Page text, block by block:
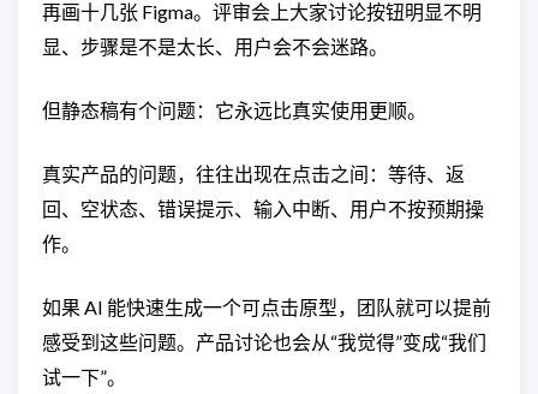
再画十几张 Figma。评审会上大家讨论按钮明显不明
显、步骤是不是太长、用户会不会迷路。
但静态稿有个问题：它永远比真实使用更顺。
真实产品的问题，往往出现在点击之间：等待、返
回、空状态、错误提示、输入中断、用户不按预期操
作。
如果 AI 能快速生成一个可点击原型，团队就可以提前
感受到这些问题。产品讨论也会从“我觉得”变成“我们
试一下”。